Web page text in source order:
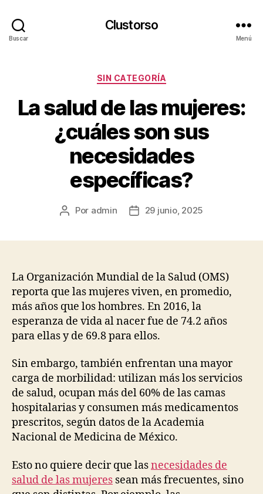
Buscar
Clustorso
Menú
Categorías
SIN CATEGORÍA
La salud de las mujeres:
¿cuáles son sus
necesidades
específicas?
Autor
Por admin
Fecha29 junio, 2025
La Organización Mundial de la Salud (OMS)
reporta que las mujeres viven, en promedio,
más años que los hombres. En 2016, la
esperanza de vida al nacer fue de 74.2 años
para ellas y de 69.8 para ellos.
Sin embargo, también enfrentan una mayor
carga de morbilidad: utilizan más los servicios
de salud, ocupan más del 60% de las camas
hospitalarias y consumen más medicamentos
prescritos, según datos de la Academia
Nacional de Medicina de México.
Esto no quiere decir que lasnecesidades de
salud de las mujeres sean más frecuentes, sino